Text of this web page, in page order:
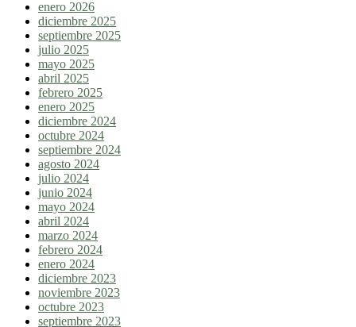
enero 2026
diciembre 2025
septiembre 2025
julio 2025
mayo 2025
abril 2025
febrero 2025
enero 2025
diciembre 2024
octubre 2024
septiembre 2024
agosto 2024
julio 2024
junio 2024
mayo 2024
abril 2024
marzo 2024
febrero 2024
enero 2024
diciembre 2023
noviembre 2023
octubre 2023
septiembre 2023